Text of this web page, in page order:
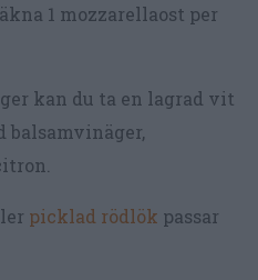
1 mozzarellaost per
kan du ta en lagrad vit
balsamvinäger,
picklad rödlök passar